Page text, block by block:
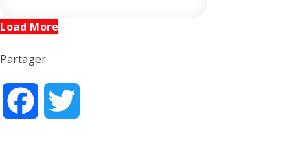
Load More
Partager
Facebook